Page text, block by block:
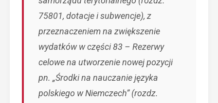
75801, dotacje i subwencje), z
przeznaczeniem na zwiększenie
wydatków w części 83 – Rezerwy
celowe na utworzenie nowej pozycji
pn. „Środki na nauczanie języka
polskiego w Niemczech” (rozdz.